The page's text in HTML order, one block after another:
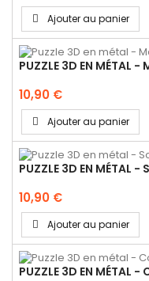
Ajouter au panier
PUZZLE 3D EN MÉTAL -
10,90 €
Ajouter au panier
PUZZLE 3D EN MÉTAL -
10,90 €
Ajouter au panier
PUZZLE 3D EN MÉTAL -